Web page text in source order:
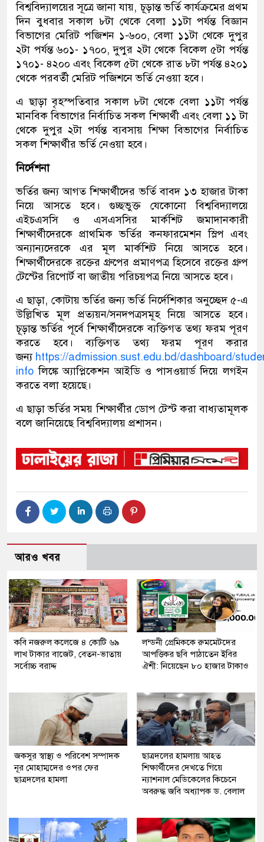
বিশ্ববিদ্যালয়ের সূত্রে জানা যায়, চূড়ান্ত ভর্তি কার্যক্রমের প্রথম
দিন বুধবার সকাল ৮টা থেকে বেলা ১১টা পর্যন্ত বিজ্ঞান
বিভাগের মেরিট পজিশন ১-৬০০, বেলা ১১টা থেকে দুপুর
২টা পর্যন্ত ৬০১- ১৭০০, দুপুর ২টা থেকে বিকেল ৫টা পর্যন্ত
১৭০১- ৪২০০ এবং বিকেল ৫টা থেকে রাত ৮টা পর্যন্ত ৪২০১
থেকে পরবর্তী মেরিট পজিশনে ভর্তি নেওয়া হবে।
এ ছাড়া বৃহস্পতিবার সকাল ৮টা থেকে বেলা ১১টা পর্যন্ত
মানবিক বিভাগের নির্বাচিত সকল শিক্ষার্থী এবং বেলা ১১ টা
থেকে দুপুর ২টা পর্যন্ত ব্যবসায় শিক্ষা বিভাগের নির্বাচিত
সকল শিক্ষার্থীর ভর্তি নেওয়া হবে।
নির্দেশনা
ভর্তির জন্য আগত শিক্ষার্থীদের ভর্তি বাবদ ১৩ হাজার টাকা
নিয়ে আসতে হবে। গুচ্ছভুক্ত যেকোনো বিশ্ববিদ্যালয়ে
এইচএসসি ও এসএসসির মার্কশিট জমাদানকারী
শিক্ষার্থীদেরকে প্রাথমিক ভর্তির কনফারমেশন স্লিপ এবং
অন্যান্যদেরকে এর মূল মার্কশিট নিয়ে আসতে হবে।
শিক্ষার্থীদেরকে রক্তের গ্রুপের প্রমাণপত্র হিসেবে রক্তের গ্রুপ
টেস্টের রিপোর্ট বা জাতীয় পরিচয়পত্র নিয়ে আসতে হবে।
এ ছাড়া, কোটায় ভর্তির জন্য ভর্তি নির্দেশিকার অনুচ্ছেদ ৫-এ
উল্লিখিত মূল প্রত্যয়ন/সনদপত্রসমূহ নিয়ে আসতে হবে।
চূড়ান্ত ভর্তির পূর্বে শিক্ষার্থীদেরকে ব্যক্তিগত তথ্য ফরম পূরণ
করতে হবে। ব্যক্তিগত তথ্য ফরম পূরণ করার
জন্য https://admission.sust.edu.bd/dashboard/
info লিঙ্কে অ্যাপ্লিকেশন আইডি ও পাসওয়ার্ড দিয়ে লগইন
করতে বলা হয়েছে।
এ ছাড়া ভর্তির সময় শিক্ষার্থীর ডোপ টেস্ট করা বাধ্যতামূলক
বলে জানিয়েছে বিশ্ববিদ্যালয় প্রশাসন।
আরও খবর
কবি নজরুল কলেজে ৪ কোটি ৬৯
লাখ টাকার বাজেট, বেতন-ভাতায়
সর্বোচ্চ বরাদ্দ
লন্ডনী প্রেমিককে রুমমেটদের
আপত্তিকর ছবি পাঠাতেন ইবির
ঐশী: নিয়েছেন ৮০ হাজার টাকাও
জকসুর স্বাস্থ্য ও পরিবেশ সম্পাদক
নূর মোহাম্মদের ওপর ফের
ছাত্রদলের হামলা
ছাত্রদলের হামলায় আহত
শিক্ষার্থীদের দেখতে গিয়ে
ন্যাশনাল মেডিকেলের কিচেনে
অবরুদ্ধ জবি অধ্যাপক ড. বেলাল